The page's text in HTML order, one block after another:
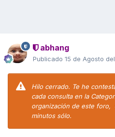
abhang
Publicado 15 de Agosto
Hilo cerrado. Te he
cada consulta en la
organización de este foro,
minutos sólo.